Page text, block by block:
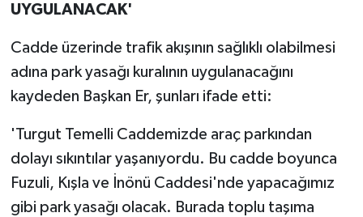
UYGULANACAK'
Cadde üzerinde trafik akışının sağlıklı olabilmesi
adına park yasağı kuralının uygulanacağını
kaydeden Başkan Er, şunları ifade etti:
'Turgut Temelli Caddemizde araç parkından
dolayı sıkıntılar yaşanıyordu. Bu cadde boyunca
Fuzuli, Kışla ve İnönü Caddesi'nde yapacağımız
gibi park yasağı olacak. Burada toplu taşıma